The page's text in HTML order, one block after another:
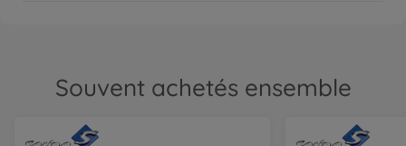
Souvent achetés ensemble